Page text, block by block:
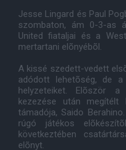
Jesse Lingard és Paul
szombaton, ám 0-3-as
United fiataljai és a
mertartani elõnyébõl.
A kissé szedett-vedett
adódott lehetõség, de a
helyzeteiket. Elõször
kezezése után megítélt
támadója, Saido
rúgó játékos
következtében
elõnyt.